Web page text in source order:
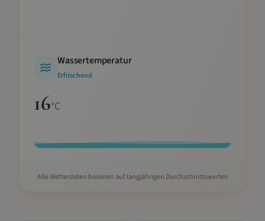
Wassertemperatur
Erfrischend
16°C
Alle Wetterdaten basieren auf langjährigen Durchschnittswerten